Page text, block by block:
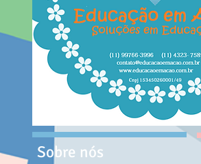
Sobre nós